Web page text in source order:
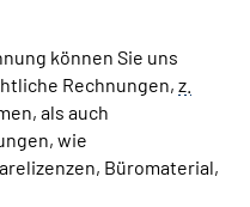
können Sie uns
Rechnungen, z.
als auch
wie
Büromaterial,